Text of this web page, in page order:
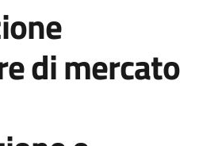
di mercato